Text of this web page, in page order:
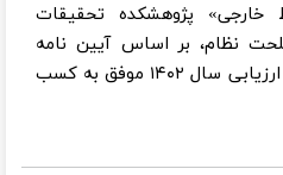
خارجی» پژوهشکده تحقیقات
نظام، بر اساس آیین نامه
نشریات علمی وزارت علوم، در ارزیابی سال ۱۴۰۲ موفق به کسب